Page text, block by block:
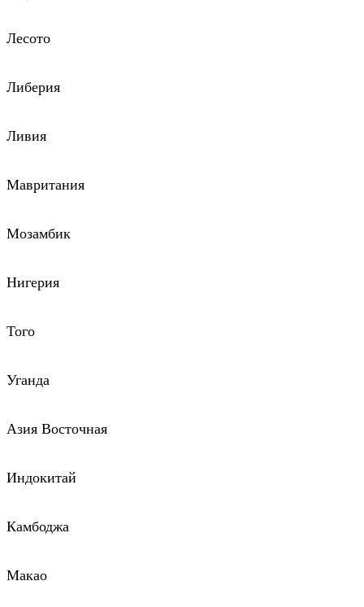
Лесото
Либерия
Ливия
Мавритания
Мозамбик
Нигерия
Того
Уганда
Азия Восточная
Индокитай
Камбоджа
Макао